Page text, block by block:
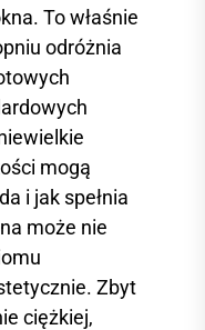
To właśnie
odróżnia
mogą
i jak spełnia
może nie
Zbyt
ciężkiej,